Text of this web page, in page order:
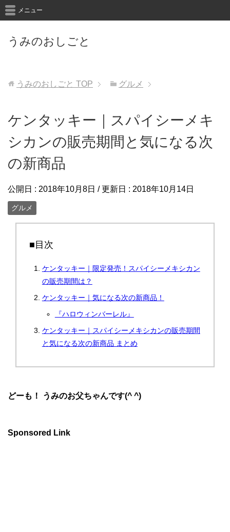
うみのおしごと
メニュー
うみのおしごと TOP グルメ
ケンタッキー｜スパイシーメキ
シカンの販売期間と気になる次
の新商品
公開日 : 2018年10月8日 / 更新日 : 2018年10月14日
グルメ
■目次
ケンタッキー｜限定発売！スパイシーメキシカン
の販売期間は？
ケンタッキー｜気になる次の新商品！
『ハロウィンバーレル』
ケンタッキー｜スパイシーメキシカンの販売期間
と気になる次の新商品 まとめ
どーも！ うみのお父ちゃんです(^ ^)
Sponsored Link